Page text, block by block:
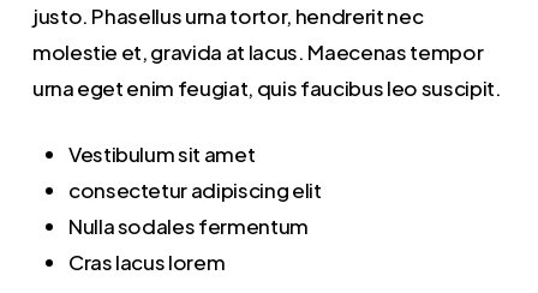
justo. Phasellus urna tortor, hendrerit nec
molestie et, gravida at lacus. Maecenas tempor
urna eget enim feugiat, quis faucibus leo suscipit.
Vestibulum sit amet
consectetur adipiscing elit
Nulla sodales fermentum
Cras lacus lorem